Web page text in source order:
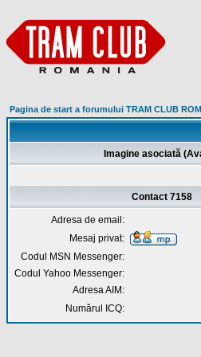
Pagina de start a forumului TRAM CLUB
Imagine asociată
Contact 7158
Adresa de email:
Mesaj privat:
Codul MSN Messenger:
Codul Yahoo Messenger:
Adresa AIM:
Numărul ICQ: